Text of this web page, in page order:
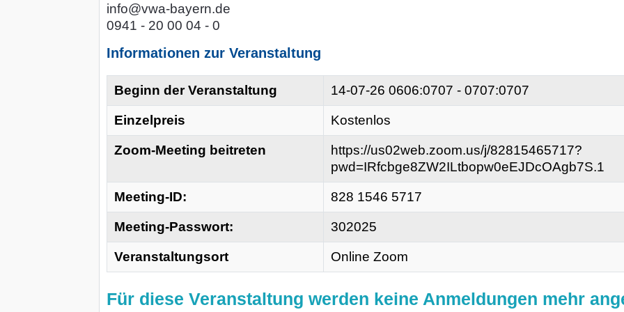
info@vwa-bayern.de
0941 - 20 00 04 - 0
Informationen zur Veranstaltung
Beginn der Veranstaltung 14-07-26 0606:0707 - 0707:0707
Einzelpreis Kostenlos
Zoom-Meeting beitreten
https://us02web.zoom.us/j/82815465717?
pwd=IRfcbge8ZW2ILtbopw0eEJDcOAgb7S.1
Meeting-ID: 828 1546 5717
Meeting-Passwort: 302025
Veranstaltungsort Online Zoom
Für diese Veranstaltung werden keine Anmeldungen mehr